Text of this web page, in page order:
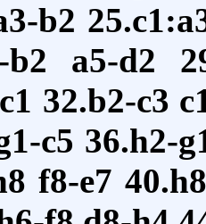
b2
b2 a5-d2
32.b2-c3
c5 36.h2-
f8-e7